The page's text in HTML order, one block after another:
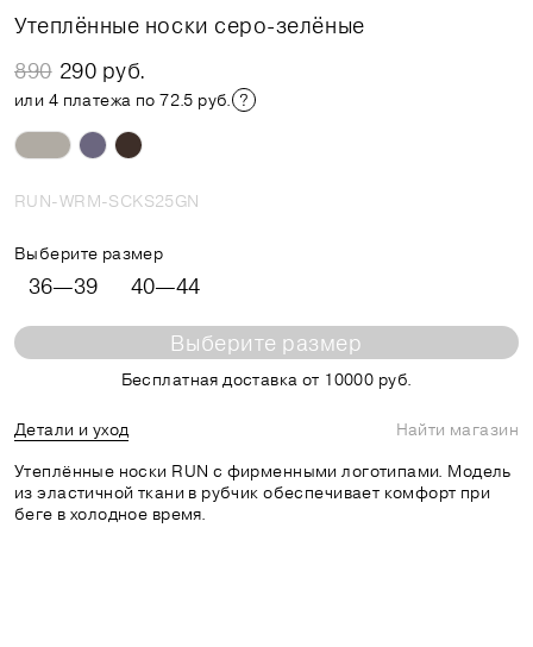
Утеплённые носки серо-зелёные
890 290 руб.
или 4 платежа по 72.5 руб.
RUN-WRM-SCKS25GN
Выберите размер
36—39 40—44
Выберите размер
Бесплатная доставка от 10000 руб.
Детали и уход
Найти магазин
Утеплённые носки RUN с фирменными логотипами. Модель
из эластичной ткани в рубчик обеспечивает комфорт при
беге в холодное время.